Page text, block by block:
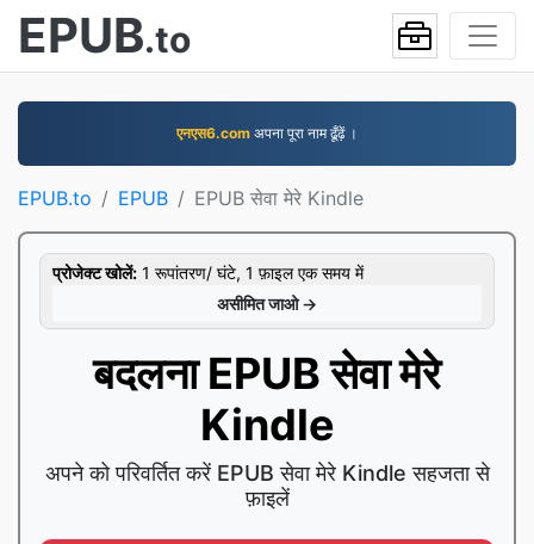
EPUB.to
एनएस6.com अपना पूरा नाम ढूँढ़ें ।
EPUB.to EPUB EPUB सेवा मेरे Kindle
प्रोजेक्ट खोलें: 1 रूपांतरण/ घंटे, 1 फ़ाइल एक समय में
असीमित जाओ →
बदलना EPUB सेवा मेरे
Kindle
अपने को परिवर्तित करें EPUB सेवा मेरे Kindle सहजता से
फ़ाइलें